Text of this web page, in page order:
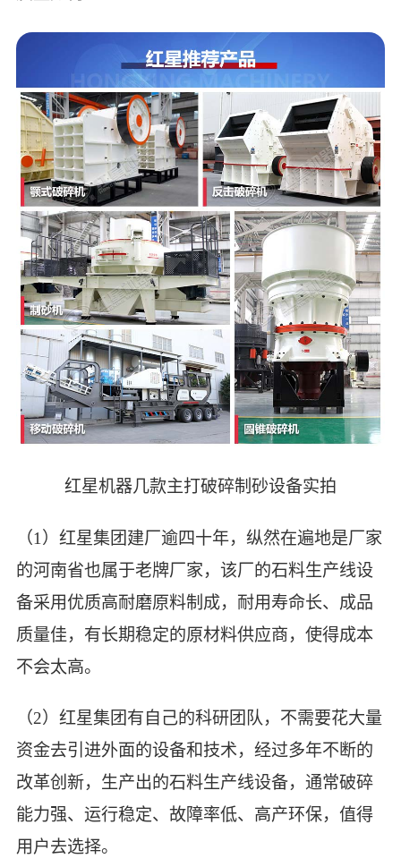
红星机器几款主打破碎制砂设备实拍
（1）红星集团建厂逾四十年，纵然在遍地是厂家
的河南省也属于老牌厂家，该厂的石料生产线设
备采用优质高耐磨原料制成，耐用寿命长、成品
质量佳，有长期稳定的原材料供应商，使得成本
不会太高。
（2）红星集团有自己的科研团队，不需要花大量
资金去引进外面的设备和技术，经过多年不断的
改革创新，生产出的石料生产线设备，通常破碎
能力强、运行稳定、故障率低、高产环保，值得
用户去选择。